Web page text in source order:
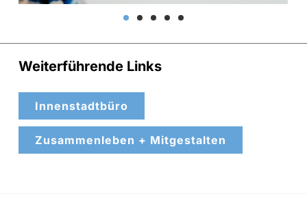
Weiterführende Links
Innenstadtbüro
Zusammenleben + Mitgestalten